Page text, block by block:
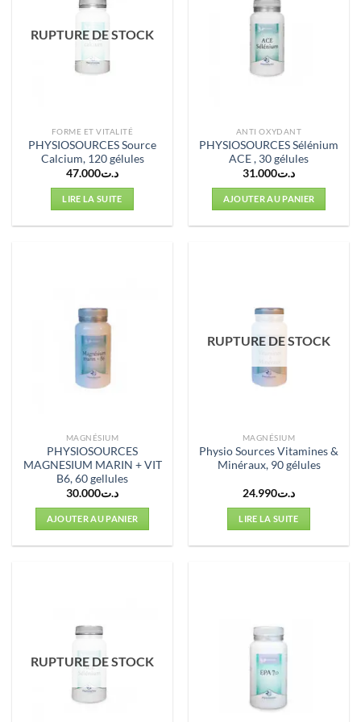
RUPTURE DE STOCK
FORME ET VITALITÉ
PHYSIOSOURCES Source
Calcium, 120 gélules
د.ت47.000
LIRE LA SUITE
ANTI OXYDANT
PHYSIOSOURCES Sélénium
ACE , 30 gélules
د.ت31.000
AJOUTER AU PANIER
MAGNÉSIUM
PHYSIOSOURCES
MAGNESIUM MARIN + VIT
B6, 60 gellules
د.ت30.000
AJOUTER AU PANIER
RUPTURE DE STOCK
MAGNÉSIUM
Physio Sources Vitamines &
Minéraux, 90 gélules
د.ت24.990
LIRE LA SUITE
RUPTURE DE STOCK